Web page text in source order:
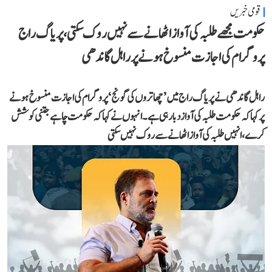
قومی خبریں
حکومت مجھے طلبہ کی آواز اٹھانے سے نہیں روک سکتی، پریاگ راج
پروگرام کی اجازت منسوخ ہونے پر راہل گاندھی
راہل گاندھی نے پریاگ راج میں ’چھاتروں کی گونج‘ پروگرام کی اجازت منسوخ ہونے
پر کہا کہ حکومت طلبہ کی آواز دبا رہی ہے۔ انہوں نے کہا کہ حکومت چاہے جتنی کوشش
کرے، انہیں طلبہ کی آواز اٹھانے سے روک نہیں سکتی